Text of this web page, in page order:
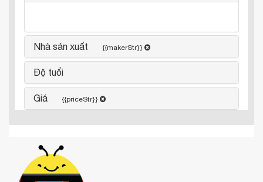
Nhà sản xuất {{makerStr}}
Độ tuổi
Giá {{priceStr}}